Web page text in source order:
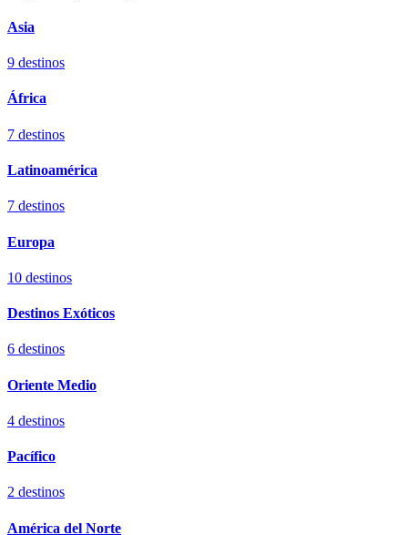
Asia
9 destinos
África
7 destinos
Latinoamérica
7 destinos
Europa
10 destinos
Destinos Exóticos
6 destinos
Oriente Medio
4 destinos
Pacífico
2 destinos
América del Norte